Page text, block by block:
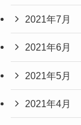
2021年7月
2021年6月
2021年5月
2021年4月